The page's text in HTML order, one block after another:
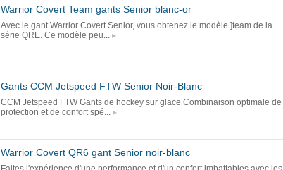
Warrior Covert Team gants Senior blanc-or
Avec le gant Warrior Covert Senior, vous obtenez le modèle ]team de la
série QRE. Ce modèle peu...
Gants CCM Jetspeed FTW Senior Noir-Blanc
CCM Jetspeed FTW Gants de hockey sur glace Combinaison optimale de
protection et de confort spé...
Warrior Covert QR6 gant Senior noir-blanc